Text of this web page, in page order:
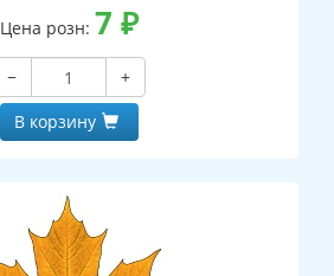
Цена розн: 7 ₽
−
+
В корзину